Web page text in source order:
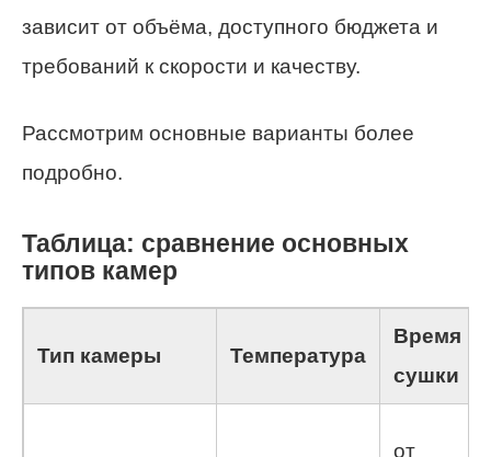
зависит от объёма, доступного бюджета и
требований к скорости и качеству.
Рассмотрим основные варианты более
подробно.
Таблица: сравнение основных
типов камер
Тип камеры Температура
Время
сушки
от